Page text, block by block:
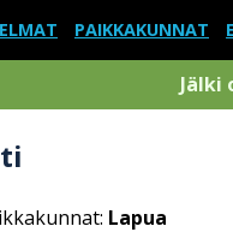
PAIKKAKUNNAT
Jälki
Lapua